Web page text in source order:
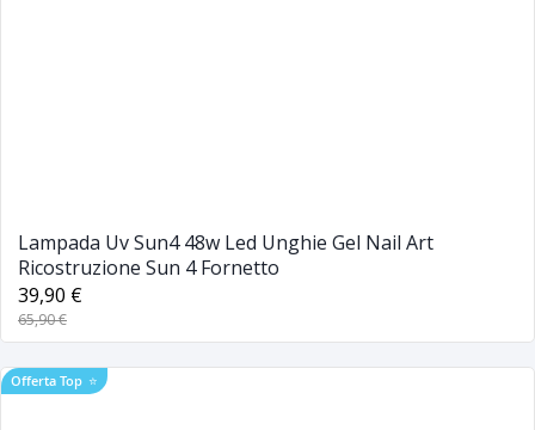
Lampada Uv Sun4 48w Led Unghie Gel Nail Art
Ricostruzione Sun 4 Fornetto
39,90 €
65,90 €
Offerta Top ⭐